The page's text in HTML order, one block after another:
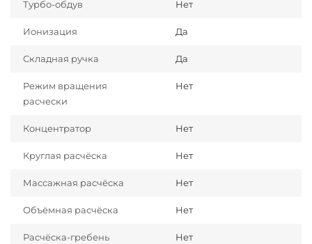
Турбо-обдув Нет
Ионизация Да
Складная ручка Да
Режим вращения
расчески
Нет
Концентратор Нет
Круглая расчёска Нет
Массажная расчёска Нет
Объёмная расчёска Нет
Расчёска-гребень Нет